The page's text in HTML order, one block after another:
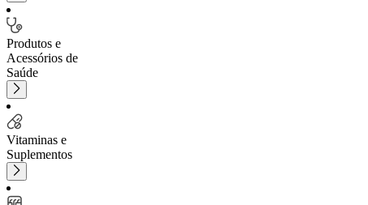
Produtos e
Acessórios de
Saúde
Vitaminas e
Suplementos